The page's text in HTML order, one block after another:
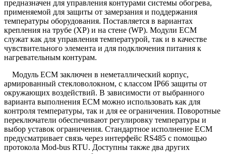
предназначен для управления контурами системы обогрева,
применяемой для защиты от замерзания и поддержания
температуры оборудования. Поставляется в вариантах
крепления на трубе (XP) и на стене (WP). Модули ECM
служат как для управления температурой, так и в качестве
чувствительного элемента и для подключения питания к
нагревательным контурам.
Модуль ECM заключен в неметаллический корпус,
армированный стекловолокном, с классом IP66 защиты от
окружающих воздействий. В зависимости от выбранного
варианта выполнения ECM можно использовать как для
контроля температуры, так и для ее ограничения. Поворотные
переключатели обеспечивают регулировку температуры и
выбор уставок ограничения. Стандартное исполнение ECM
предусматривает связь через интерфейс RS485 с помощью
протокола Mod-bus RTU. Доступны также два других